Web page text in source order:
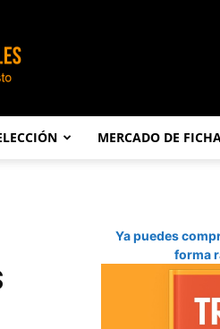
MERCADO DE
Ya puedes
forma